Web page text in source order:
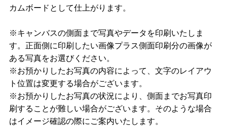
カムボードとして仕上がります。
※キャンバスの側面まで写真やデータを印刷いたしま
す。正面側に印刷したい画像プラス側面印刷分の画像が
ある写真をお選びください。
※お預かりしたお写真の内容によって、文字のレイアウ
ト位置は変更する場合がございます。
※お預かりしたお写真の状況により、側面までお写真印
刷することが難しい場合がございます。そのような場合
はイメージ確認の際にご案内いたします。